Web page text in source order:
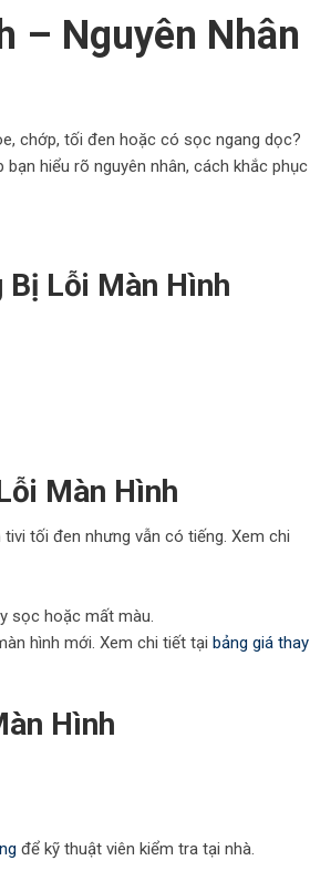
– Nguyên Nhân
chớp, tối đen hoặc có sọc ngang dọc?
bạn hiểu rõ nguyên nhân, cách khắc phục
Bị Lỗi Màn Hình
Màn Hình
tối đen nhưng vẫn có tiếng. Xem chi
sọc hoặc mất màu.
hình mới. Xem chi tiết tại bảng giá thay
Hình
để kỹ thuật viên kiểm tra tại nhà.